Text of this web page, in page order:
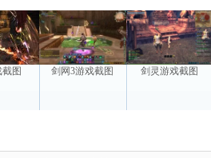
图 剑网3游戏截图 剑灵游戏截图